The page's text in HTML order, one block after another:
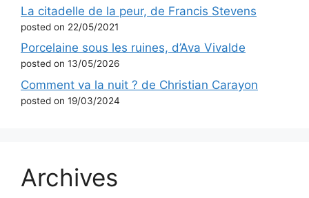
La citadelle de la peur, de Francis Stevens
posted on 22/05/2021
Porcelaine sous les ruines, d’Ava Vivalde
posted on 13/05/2026
Comment va la nuit ? de Christian Carayon
posted on 19/03/2024
Archives